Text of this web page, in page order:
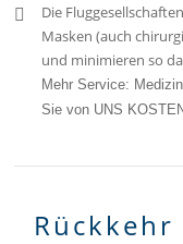
Die
Masken (auch
und minimieren so
Mehr Service:
Sie von UNS